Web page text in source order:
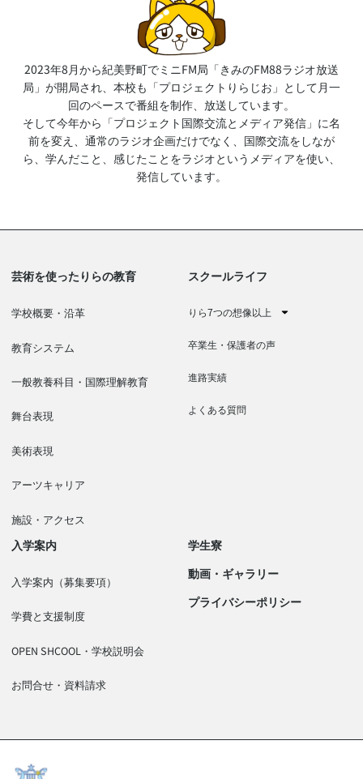
2023年8月から紀美野町でミニFM局「きみのFM88ラジオ放送
局」が開局され、本校も「プロジェクトりらじお」として月一
回のペースで番組を制作、放送しています。
そして今年から「プロジェクト国際交流とメディア発信」に名
前を変え、通常のラジオ企画だけでなく、国際交流をしなが
ら、学んだこと、感じたことをラジオというメディアを使い、
発信しています。
芸術を使ったりらの教育
学校概要・沿革
教育システム
一般教養科目・国際理解教育
舞台表現
美術表現
アーツキャリア
施設・アクセス
スクールライフ
りら7つの想像以上
卒業生・保護者の声
進路実績
よくある質問
入学案内
入学案内（募集要項）
学費と支援制度
OPEN SHCOOL・学校説明会
お問合せ・資料請求
学生寮
動画・ギャラリー
プライバシーポリシー